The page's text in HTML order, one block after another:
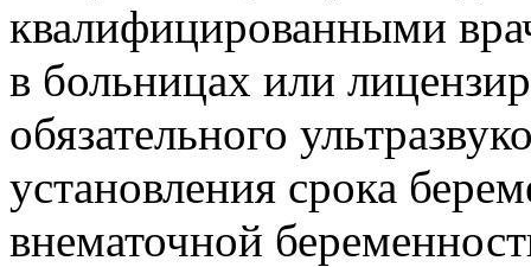
квалифицированными
в больницах или
обязательного
установления срока
внематочной